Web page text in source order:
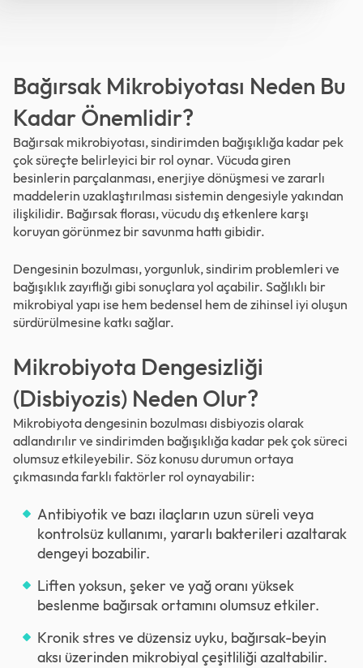
Bağırsak Mikrobiyotası Neden Bu
Kadar Önemlidir?
Bağırsak mikrobiyotası, sindirimden bağışıklığa kadar pek
çok süreçte belirleyici bir rol oynar. Vücuda giren
besinlerin parçalanması, enerjiye dönüşmesi ve zararlı
maddelerin uzaklaştırılması sistemin dengesiyle yakından
ilişkilidir. Bağırsak florası, vücudu dış etkenlere karşı
koruyan görünmez bir savunma hattı gibidir.
Dengesinin bozulması, yorgunluk, sindirim problemleri ve
bağışıklık zayıflığı gibi sonuçlara yol açabilir. Sağlıklı bir
mikrobiyal yapı ise hem bedensel hem de zihinsel iyi oluşun
sürdürülmesine katkı sağlar.
Mikrobiyota Dengesizliği
(Disbiyozis) Neden Olur?
Mikrobiyota dengesinin bozulması disbiyozis olarak
adlandırılır ve sindirimden bağışıklığa kadar pek çok süreci
olumsuz etkileyebilir. Söz konusu durumun ortaya
çıkmasında farklı faktörler rol oynayabilir:
Antibiyotik ve bazı ilaçların uzun süreli veya
kontrolsüz kullanımı, yararlı bakterileri azaltarak
dengeyi bozabilir.
Liften yoksun, şeker ve yağ oranı yüksek
beslenme bağırsak ortamını olumsuz etkiler.
Kronik stres ve düzensiz uyku, bağırsak-beyin
aksı üzerinden mikrobiyal çeşitliliği azaltabilir.